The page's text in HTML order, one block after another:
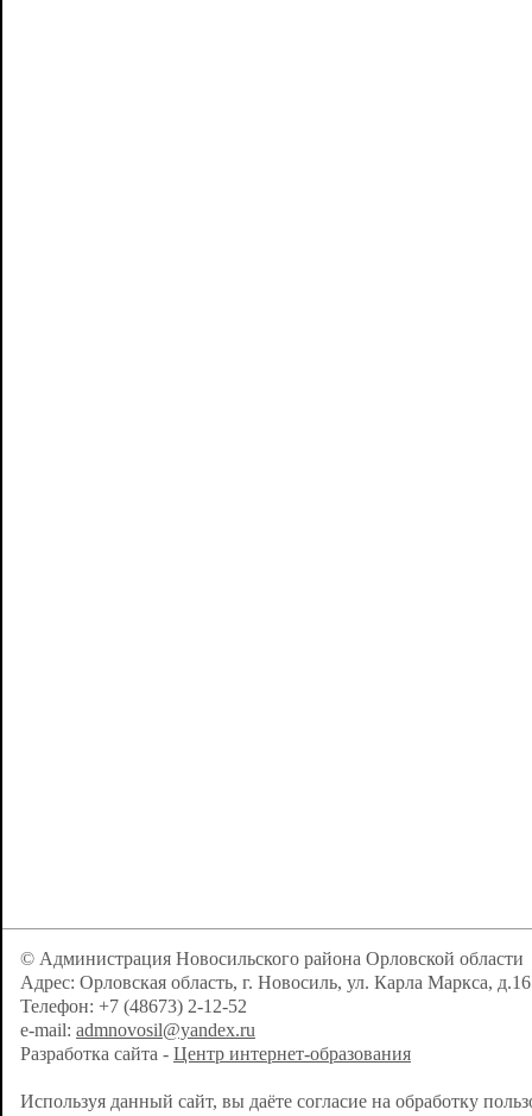
© Администрация Новосильского района Орловской области
Адрес: Орловская область, г. Новосиль, ул. Карла Маркса, д.16
Телефон: +7 (48673) 2-12-52
e-mail: admnovosil@yandex.ru
Разработка сайта - Центр интернет-образования
Используя данный сайт, вы даёте согласие на обработку